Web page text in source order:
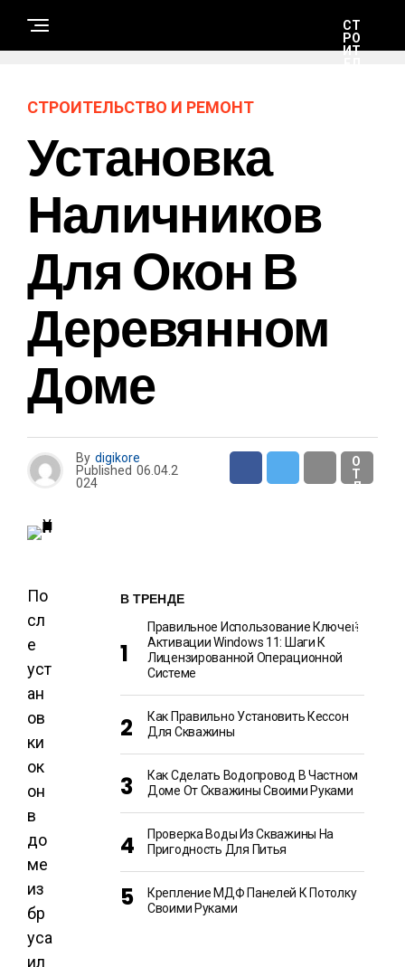
СТ
РО
ИТ
О
Т
Д
Е
СТРОИТЕЛЬСТВО И РЕМОНТ
Установка
Наличников
Для Окон В
Деревянном
Доме
By digikore
Published 06.04.2
024
По
сл
е
уст
ан
ов
ки
ок
он
в
до
ме
из
бр
уса
ил
В ТРЕНДЕ
Правильное Использование Ключей
Активации Windows 11: Шаги К
Лицензированной Операционной
Системе
Как Правильно Установить Кессон
Для Скважины
Как Сделать Водопровод В Частном
Доме От Скважины Своими Руками
Проверка Воды Из Скважины На
Пригодность Для Питья
Крепление МДФ Панелей К Потолку
Своими Руками